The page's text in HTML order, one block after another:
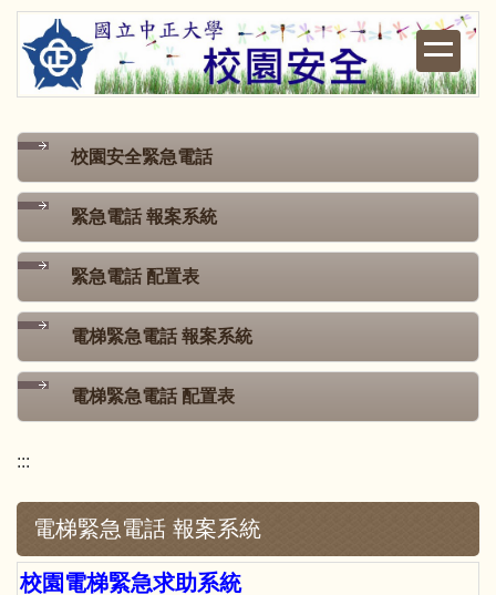
跳
到
要
容
區
校園安全緊急電話
緊急電話 報案系統
緊急電話 配置表
電梯緊急電話 報案系統
電梯緊急電話 配置表
:::
電梯緊急電話 報案系統
校園電梯緊急求助系統